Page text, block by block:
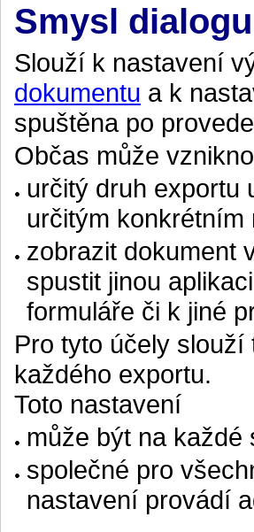
Smysl dialogu
Slouží k nastavení
dokumentu a k
spuštěna po
Občas může
určitý druh exportu
určitým konkrétním
zobrazit dokument
spustit jinou
formuláře či k jiné
Pro tyto účely
každého exportu.
Toto nastavení
může být na každé
společné pro
nastavení provádí